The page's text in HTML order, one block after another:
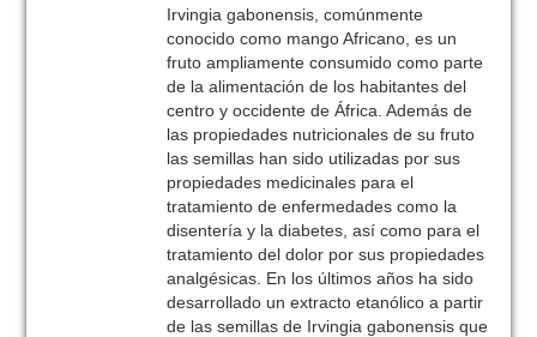
Irvingia gabonensis, comúnmente
conocido como mango Africano, es un
fruto ampliamente consumido como parte
de la alimentación de los habitantes del
centro y occidente de África. Además de
las propiedades nutricionales de su fruto
las semillas han sido utilizadas por sus
propiedades medicinales para el
tratamiento de enfermedades como la
disentería y la diabetes, así como para el
tratamiento del dolor por sus propiedades
analgésicas. En los últimos años ha sido
desarrollado un extracto etanólico a partir
de las semillas de Irvingia gabonensis que